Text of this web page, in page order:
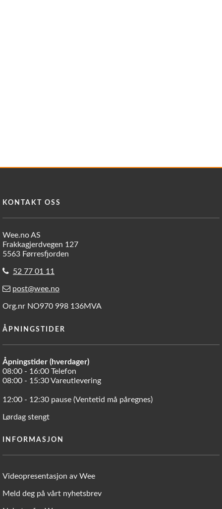
KONTAKT OSS
Wee.no AS
Frakkagjerdvegen 127
5563 Førresfjorden
52 77 01 11
post@wee.no
Org.nr NO970 998 136MVA
ÅPNINGSTIDER
Åpningstider (hverdager)
08:00 - 16:00 Telefon
08:00 - 15:30 Vareutlevering
12:00 - 12:30 pause (Ventetid må påregnes)
Lørdag stengt
INFORMASJON
Videopresentasjon av Wee
Meld deg på vårt nyhetsbrev